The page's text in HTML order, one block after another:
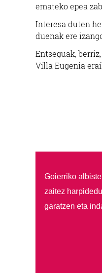
emateko epea
Interesa duten
duenak ere
Entseguak,
Villa Eugenia
Goierriko
zaitez
garatzen eta